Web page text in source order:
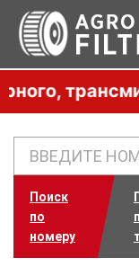
Поиск
по
номеру